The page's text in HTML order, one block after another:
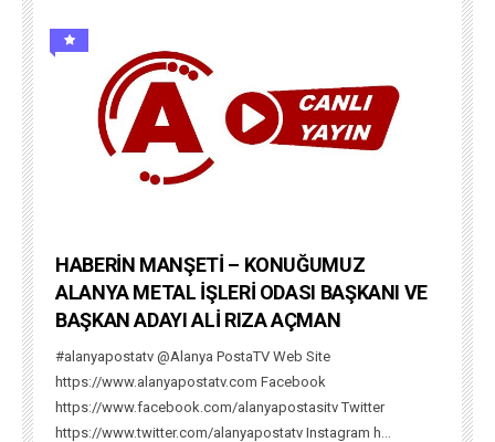
HABERİN MANŞETİ – KONUĞUMUZ
ALANYA METAL İŞLERİ ODASI BAŞKANI VE
BAŞKAN ADAYI ALİ RIZA AÇMAN
#alanyapostatv @Alanya PostaTV Web Site
https://www.alanyapostatv.com Facebook
https://www.facebook.com/alanyapostasitv Twitter
https://www.twitter.com/alanyapostatv Instagram h...